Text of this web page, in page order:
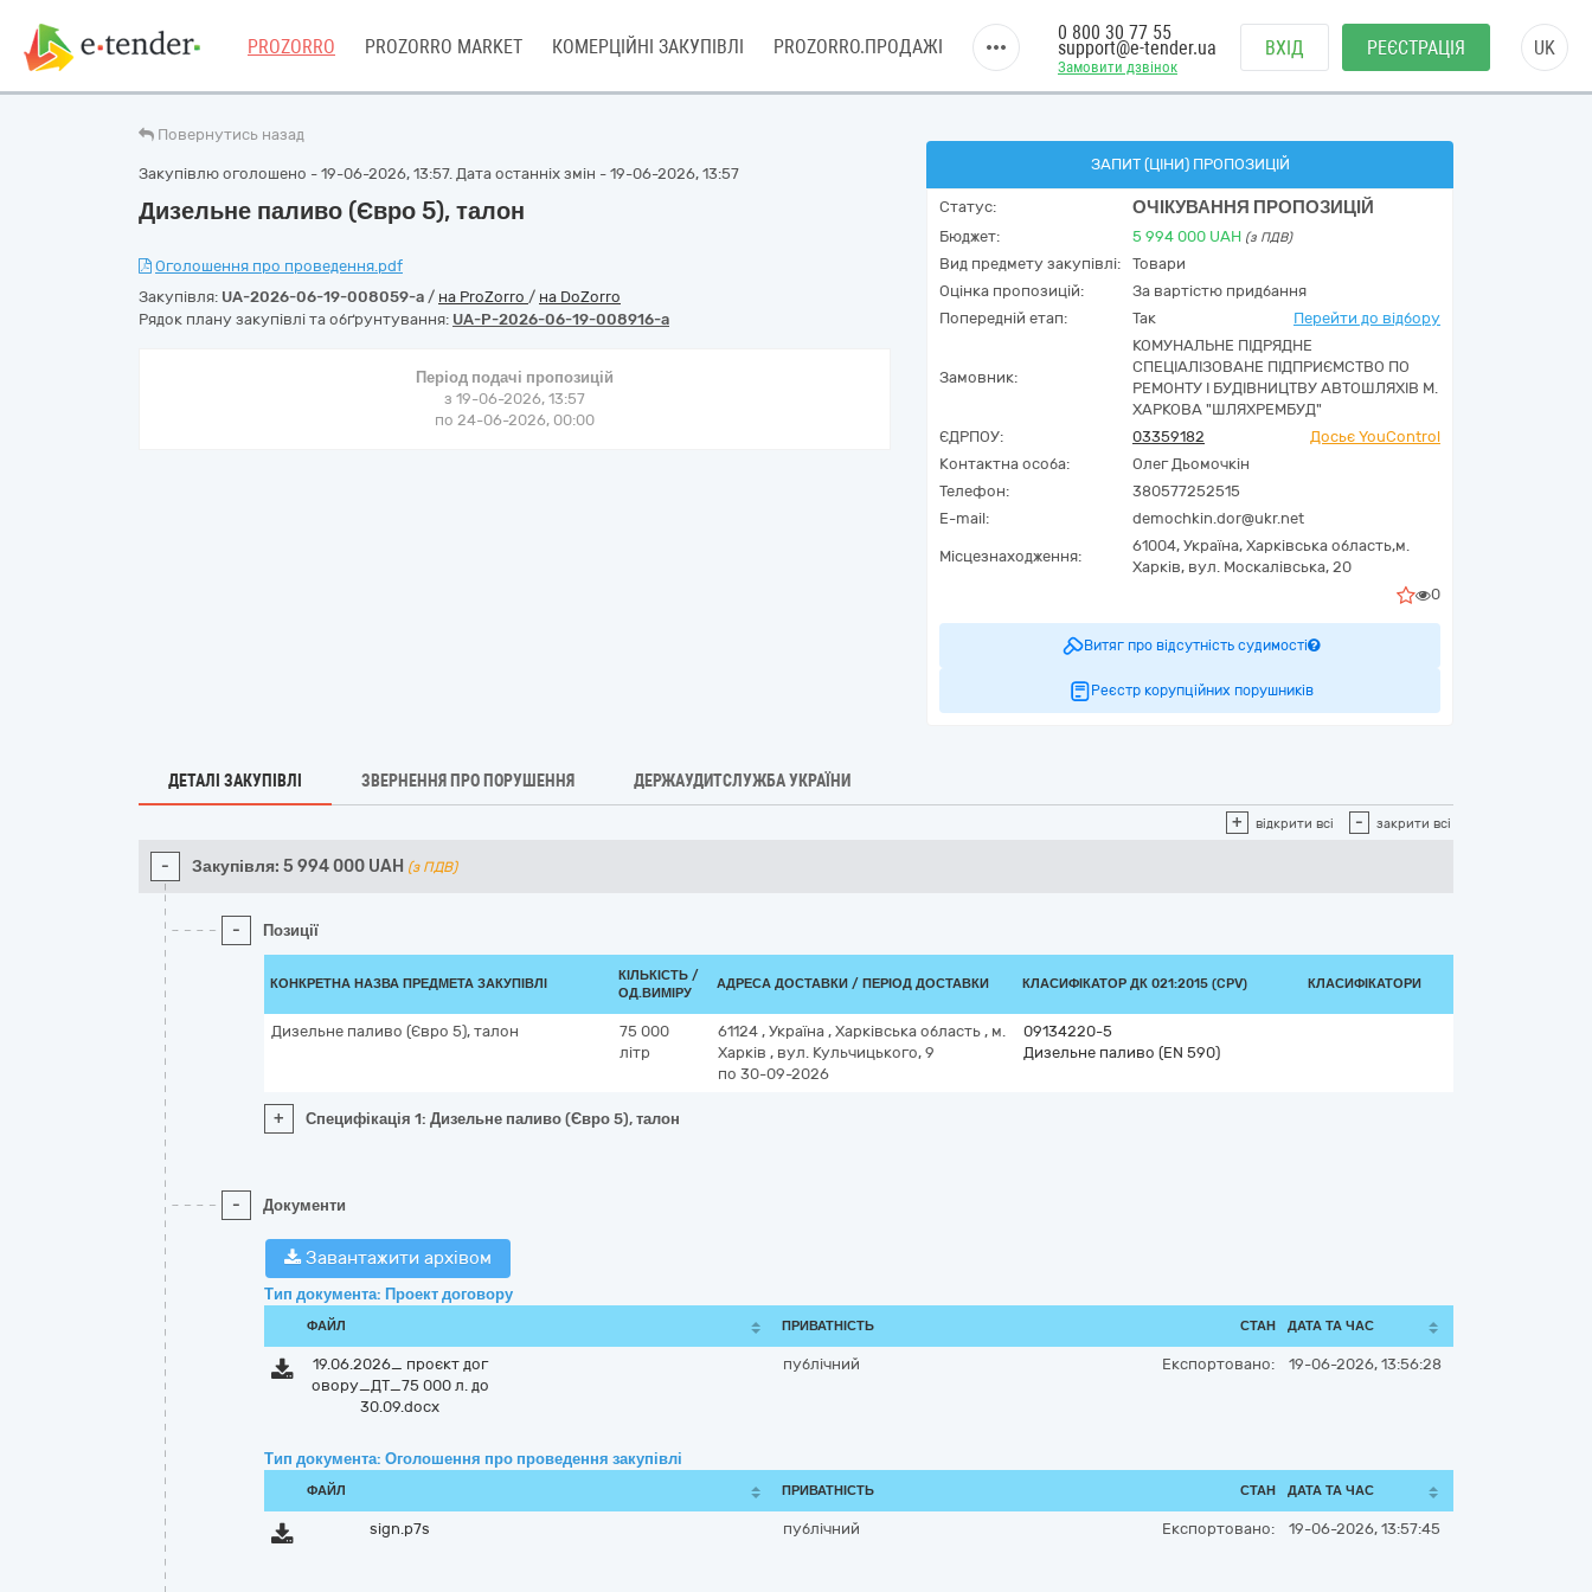
PROZORRO PROZORRO MARKET КОМЕРЦІЙНІ ЗАКУПІВЛІ PROZORRO.ПРОДАЖІ
Замовити дзвінок
0 800 30 77 55
support@e-tender.ua ВХІД РЕЄСТРАЦІЯ UK
Повернутись назад
Закупівлю оголошено - 19-06-2026, 13:57. Дата останніх змін - 19-06-2026, 13:57
Дизельне паливо (Євро 5), талон
Оголошення про проведення.pdf
Закупівля: UA-2026-06-19-008059-a / на ProZorro / на DoZorro
Рядок плану закупівлі та обґрунтування: UA-P-2026-06-19-008916-a
Період подачі пропозицій
з 19-06-2026, 13:57
по 24-06-2026, 00:00
ЗАПИТ (ЦІНИ) ПРОПОЗИЦІЙ
Статус: ОЧІКУВАННЯ ПРОПОЗИЦІЙ
Бюджет: 5 994 000 UAH (з ПДВ)
Вид предмету закупівлі:
Товари
Оцінка пропозицій:
За вартістю придбання
Попередній етап:
Так Перейти до відбору
Замовник:
КОМУНАЛЬНЕ ПІДРЯДНЕ
СПЕЦІАЛІЗОВАНЕ ПІДПРИЄМСТВО ПО
РЕМОНТУ І БУДІВНИЦТВУ АВТОШЛЯХІВ М.
ХАРКОВА "ШЛЯХРЕМБУД"
ЄДРПОУ:
03359182
Досьє YouControl
Контактна особа:
Олег Дьомочкін
Телефон:
380577252515
E-mail:
demochkin.dor@ukr.net
Місцезнаходження:
61004, Україна, Харківська область,м.
Харків, вул. Москалівська, 20
0
Витяг про відсутність судимості
Реєстр корупційних порушників
ДЕТАЛІ ЗАКУПІВЛІ ЗВЕРНЕННЯ ПРО ПОРУШЕННЯ ДЕРЖАУДИТСЛУЖБА УКРАЇНИ
+ відкрити всі - закрити всі
- Закупівля: 5 994 000 UAH (з ПДВ)
- Позиції
КОНКРЕТНА НАЗВА ПРЕДМЕТА ЗАКУПІВЛІ
КІЛЬКІСТЬ /
ОД.ВИМІРУ
АДРЕСА ДОСТАВКИ / ПЕРІОД ДОСТАВКИ КЛАСИФІКАТОР ДК 021:2015 (CPV) КЛАСИФІКАТОРИ
Дизельне паливо (Євро 5), талон
75 000
літр
61124 , Україна , Харківська область , м.
Харків , вул. Кульчицького, 9
по 30-09-2026
09134220-5
Дизельне паливо (EN 590)
+ Специфікація 1: Дизельне паливо (Євро 5), талон
- Документи
Завантажити архівом
Тип документа: Проект договору
ФАЙЛ ПРИВАТНІСТЬ СТАН ДАТА ТА ЧАС
19.06.2026_ проєкт дог
овору_ДТ_75 000 л. до
30.09.docx
публічний Експортовано: 19-06-2026, 13:56:28
Тип документа: Оголошення про проведення закупівлі
ФАЙЛ ПРИВАТНІСТЬ СТАН ДАТА ТА ЧАС
sign.p7s публічний Експортовано: 19-06-2026, 13:57:45